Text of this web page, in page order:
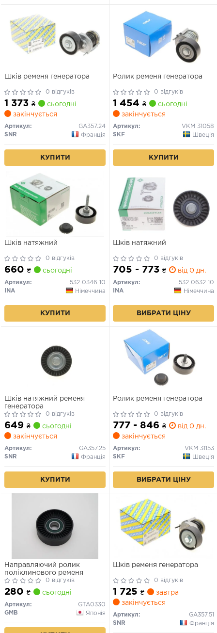
Шків ременя генератора
0 відгуків
1 373 ₴
сьогодні
закінчується
Артикул:
GA357.24
SNR
Франція
КУПИТИ
Ролик ременя генератора
0 відгуків
1 454 ₴
сьогодні
закінчується
Артикул:
VKM 31058
SKF
Швеція
КУПИТИ
Шків натяжний
0 відгуків
660 ₴ сьогодні
Артикул:
532 0346 10
INA
Німеччина
КУПИТИ
Шків натяжний
0 відгуків
705 - 773 ₴ від 0 дн.
Артикул:
532 0632 10
INA
Німеччина
ВИБРАТИ ЦІНУ
Шків натяжний ременя
генератора
0 відгуків
649 ₴
сьогодні
закінчується
Артикул:
GA357.25
SNR
Франція
КУПИТИ
Ролик ременя генератора
0 відгуків
777 - 846 ₴
від 0 дн.
закінчується
Артикул:
VKM 31153
SKF
Швеція
ВИБРАТИ ЦІНУ
Направляючий ролик
поліклинового ременя
0 відгуків
280 ₴ сьогодні
Артикул:
GTA0330
GMB
Японія
Шків ременя генератора
0 відгуків
1 725 ₴
завтра
закінчується
Артикул:
GA357.51
SNR
Франція